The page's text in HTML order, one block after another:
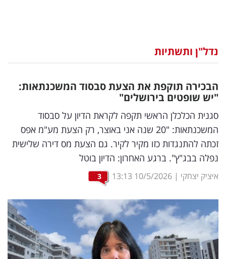
וצרכנות
דיגיטל
וטק
שיווק
ופרסום
משפט
מדדים
ומחקרים
דעות
נדל"ן ותשתיות
הבכירה תוקפת את הצעת סבסוד המשכנתאות:
"יש שופטים בירושלים"
סגנית הכלכלן הראשי תקפה לקראת הדיון על סבסוד
המשכנתאות: "20 שנה אני באוצר, רק הצעת מע"מ אפס
זכתה להתנגדות כזו מקיר לקיר. גם הצעת מס דירה שלישית
נפלה בבג"ץ". ברגע האחרון: הדיון בוטל
איציק יצחקי |
10/5/2026
13:13
3